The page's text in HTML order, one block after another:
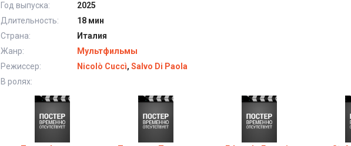
Год выпуска:
2025
Длительность:
18 мин
Страна:
Италия
Жанр:
Мультфильмы
Режиссер:
Nicolò Cuccì, Salvo Di Paola
В ролях: